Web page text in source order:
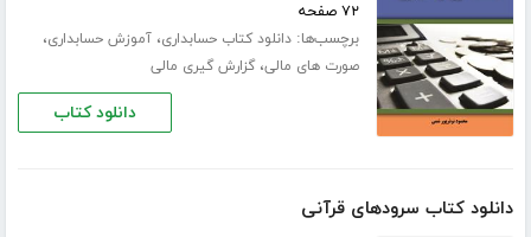
۷۲ صفحه
برچسب‌ها:دانلود کتاب حسابداری،آموزش حسابداری،
صورت های مالی،گزارش گیری مالی
دانلود کتاب
دانلود کتاب سرودهای قرآنی